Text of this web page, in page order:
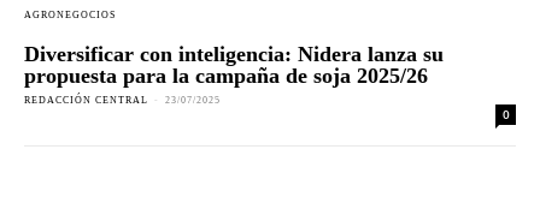
AGRONEGOCIOS
Diversificar con inteligencia: Nidera lanza su
propuesta para la campaña de soja 2025/26
REDACCIÓN CENTRAL - 23/07/2025
0